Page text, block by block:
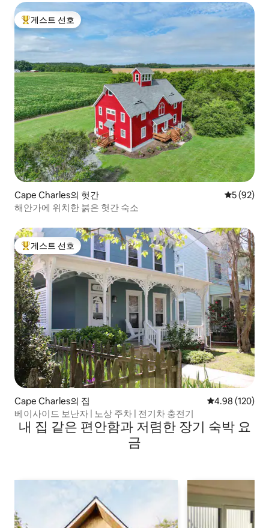
상위 게스트 선호
게스트 선호
Cape Charles의 헛간 평점 5점(5
5 (92)
해안가에 위치한 붉은 헛간 숙소
상위 게스트 선호
게스트 선호
Cape Charles의 집 평점 4.98점(5
4.98 (120)
베이사이드 보난자 | 노상 주차 | 전기차 충전기
내 집 같은 편안함과 저렴한 장기 숙박 요
금